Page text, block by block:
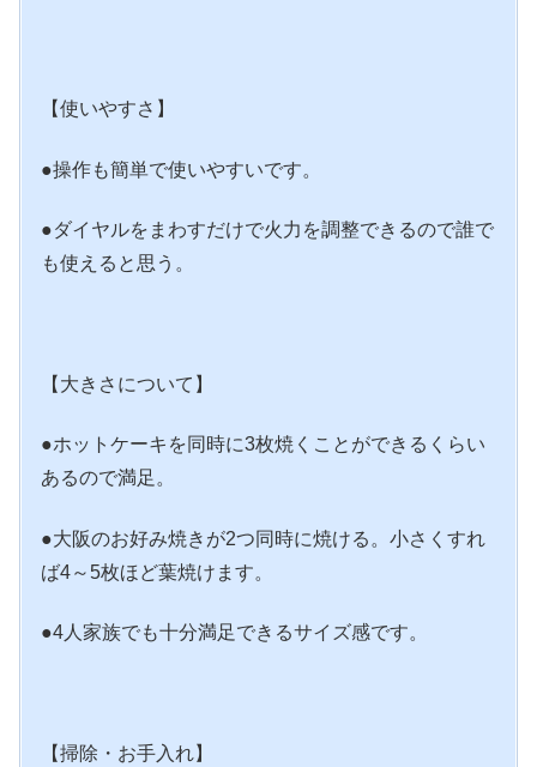
【使いやすさ】
●操作も簡単で使いやすいです。
●ダイヤルをまわすだけで火力を調整できるので誰で
も使えると思う。
【大きさについて】
●ホットケーキを同時に3枚焼くことができるくらい
あるので満足。
●大阪のお好み焼きが2つ同時に焼ける。小さくすれ
ば4～5枚ほど葉焼けます。
●4人家族でも十分満足できるサイズ感です。
【掃除・お手入れ】